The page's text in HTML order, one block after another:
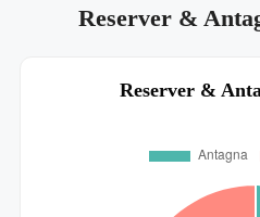
Reserver &
Reserver &